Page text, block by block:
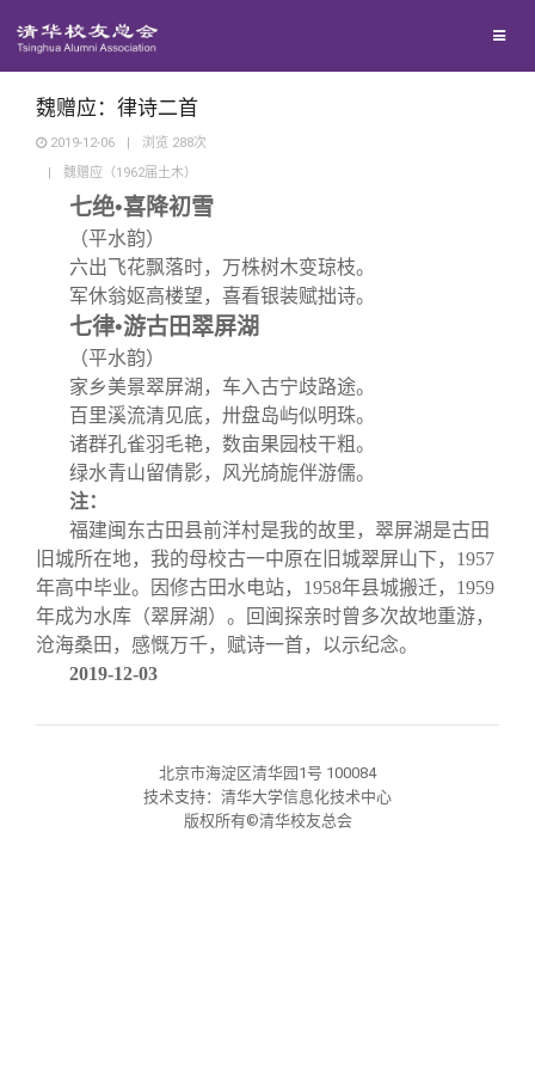
西南联大校友会
义工计划
新媒体平台
青春风采
校友视界
校友服务
终身学习
信息化服务
三创大赛
校友总会
总会简介
会长致辞
制度法规
关闭
魏赠应：律诗二首
2019-12-06 | 浏览 288次
|
魏赠应（1962届土木）
七绝•喜降初雪
（平水韵）
六出飞花飘落时，万株树木变琼枝。
军休翁妪高楼望，喜看银装赋拙诗。
七律•游古田翠屏湖
（平水韵）
家乡美景翠屏湖，车入古宁歧路途。
百里溪流清见底，卅盘岛屿似明珠。
诸群孔雀羽毛艳，数亩果园枝干粗。
绿水青山留倩影，风光旑旎伴游儒。
注：
福建闽东古田县前洋村是我的故里，翠屏湖是古田
旧城所在地，我的母校古一中原在旧城翠屏山下，1957
年高中毕业。因修古田水电站，1958年县城搬迁，1959
年成为水库（翠屏湖）。回闽探亲时曾多次故地重游，
沧海桑田，感慨万千，赋诗一首，以示纪念。
2019-12-03
北京市海淀区清华园1号 100084
技术支持：清华大学信息化技术中心
版权所有©清华校友总会